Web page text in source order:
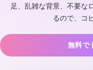
足、乱雑な背景、不要な
るので、コ
無料で